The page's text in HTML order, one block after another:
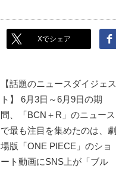
Xでシェア
【話題のニュースダイジェス
ト】 6月3日～6月9日の期
間、「BCN＋R」のニュース
で最も注目を集めたのは、劇
場版「ONE PIECE」のショ
ート動画にSNS上が「ブル